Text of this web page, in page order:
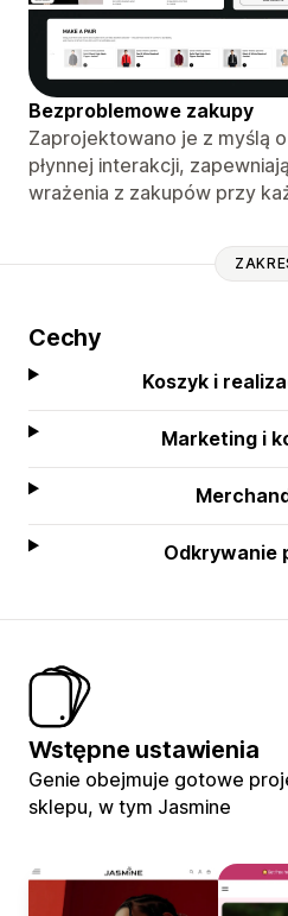
Bezproblemowe zakupy
Zaprojektowano je z myślą
płynnej interakcji,
wrażenia z zakupów przy
Cechy
Koszyk i
Marketing i
Odkrywanie
Wstępne ustawienia
Genie obejmuje gotowe
sklepu, w tym Jasmine